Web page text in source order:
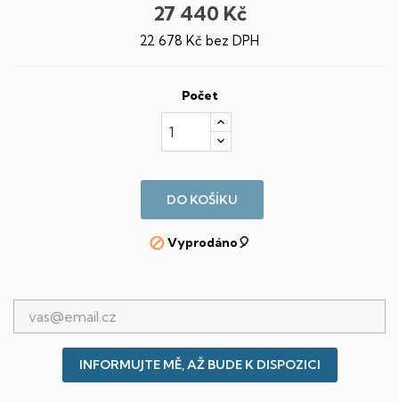
27 440 Kč
22 678 Kč bez DPH
Počet
DO KOŠÍKU
Vyprodáno🎈
INFORMUJTE MĚ, AŽ BUDE K DISPOZICI